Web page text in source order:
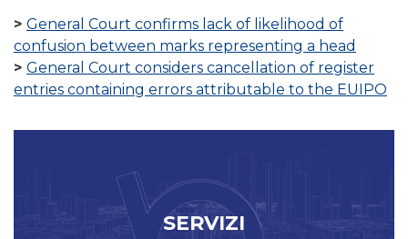
General Court confirms lack of likelihood of
confusion between marks representing a head
General Court considers cancellation of register
entries containing errors attributable to the EUIPO
SERVIZI